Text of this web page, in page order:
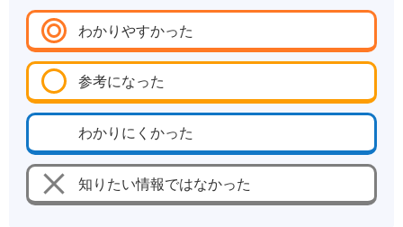
わかりやすかった
参考になった
わかりにくかった
知りたい情報ではなかった